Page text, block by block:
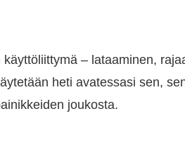
– lataaminen,
heti avatessasi sen,
joukosta.